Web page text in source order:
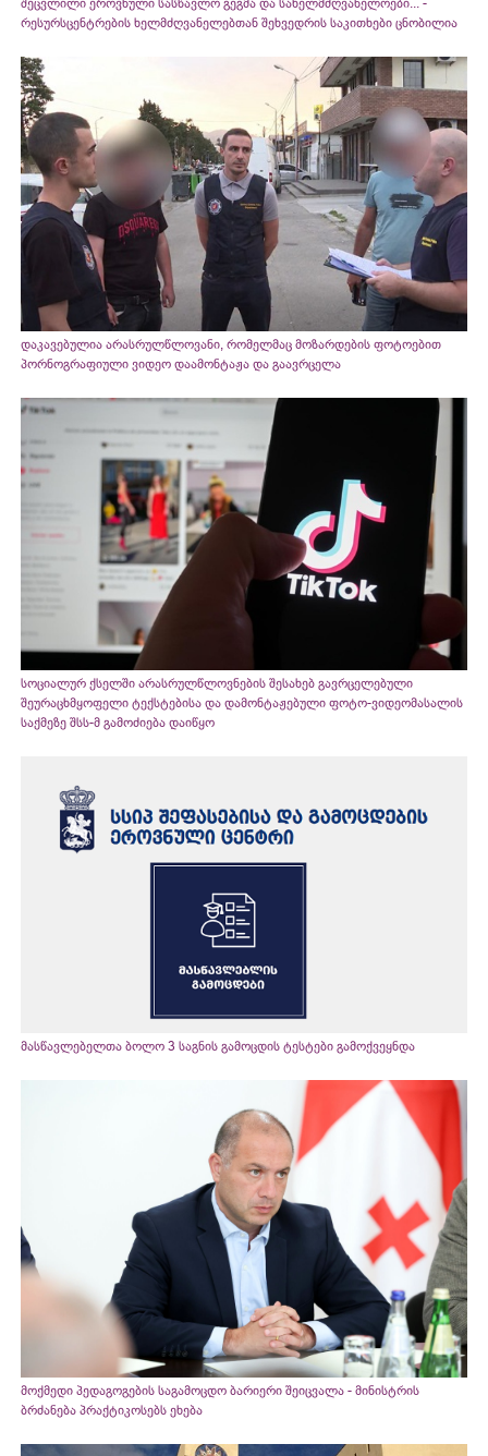
შეცვლილი ეროვნული სასწავლო გეგმა და სახელმძღვანელოები... -
რესურსცენტრების ხელმძღვანელებთან შეხვედრის საკითხები ცნობილია
დაკავებულია არასრულწლოვანი, რომელმაც მოზარდების ფოტოებით
პორნოგრაფიული ვიდეო დაამონტაჟა და გაავრცელა
სოციალურ ქსელში არასრულწლოვნების შესახებ გავრცელებული
შეურაცხმყოფელი ტექსტებისა და დამონტაჟებული ფოტო-ვიდეომასალის
საქმეზე შსს-მ გამოძიება დაიწყო
მასწავლებელთა ბოლო 3 საგნის გამოცდის ტესტები გამოქვეყნდა
მოქმედი პედაგოგების საგამოცდო ბარიერი შეიცვალა - მინისტრის
ბრძანება პრაქტიკოსებს ეხება